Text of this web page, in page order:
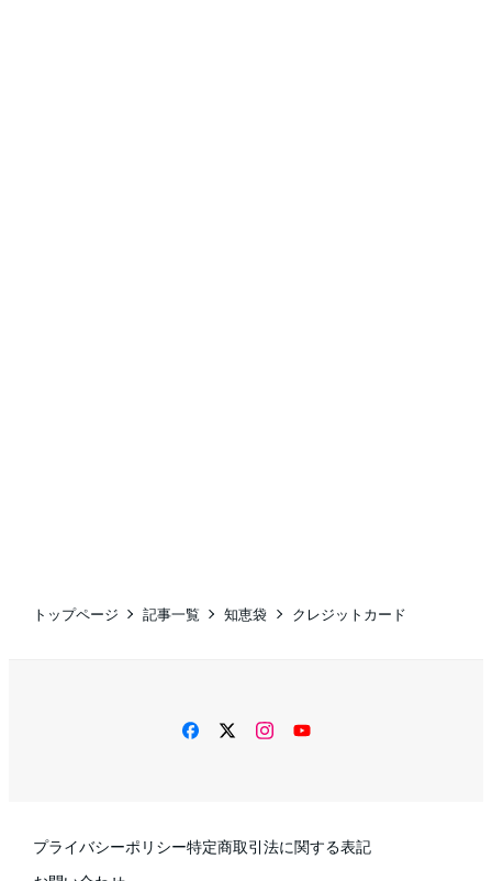
トップページ 記事一覧 知恵袋 クレジットカード
facebooktwitterinstagram
YouTube
プライバシーポリシー特定商取引法に関する表記